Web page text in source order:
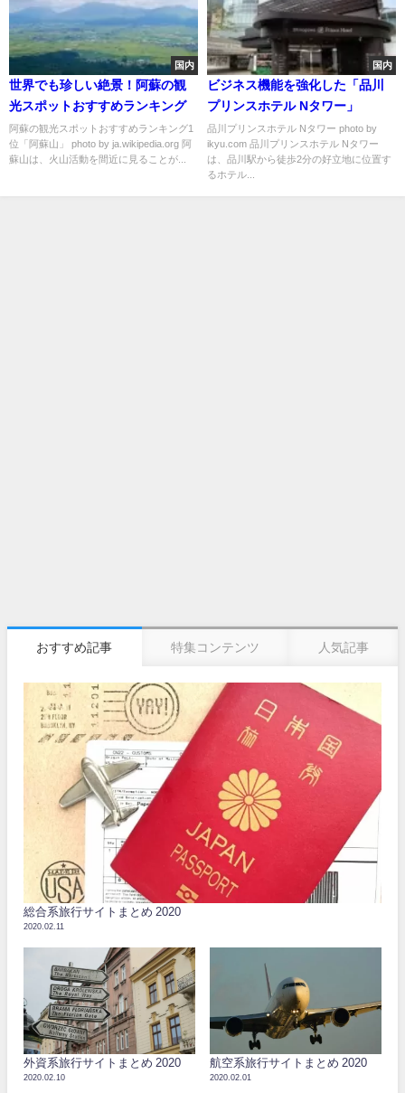
国内
世界でも珍しい絶景！阿蘇の観
光スポットおすすめランキング
阿蘇の観光スポットおすすめランキング1
位「阿蘇山」 photo by ja.wikipedia.org 阿
蘇山は、火山活動を間近に見ることが...
国内
ビジネス機能を強化した「品川
プリンスホテル Nタワー」
品川プリンスホテル Nタワー photo by
ikyu.com 品川プリンスホテル Nタワー
は、品川駅から徒歩2分の好立地に位置す
るホテル...
おすすめ記事 特集コンテンツ 人気記事
総合系旅行サイトまとめ 2020
2020.02.11
外資系旅行サイトまとめ 2020
2020.02.10
航空系旅行サイトまとめ 2020
2020.02.01